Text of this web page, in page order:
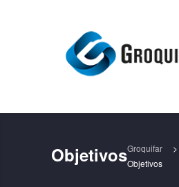
ObjetivosGroquifar >
Objetivos